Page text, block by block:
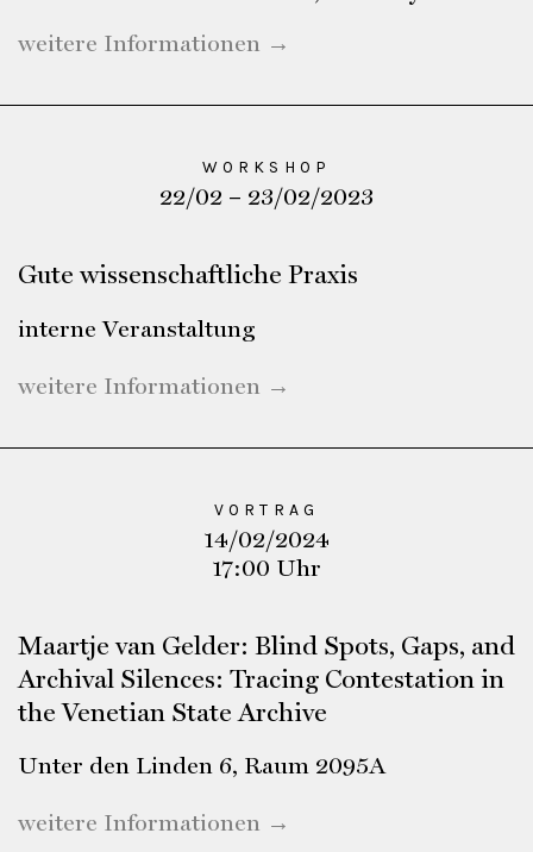
weitere Informationen →
WORKSHOP
22/02 – 23/02/2023
Gute wissenschaftliche Praxis
interne Veranstaltung
weitere Informationen →
VORTRAG
14/02/2024
17:00 Uhr
Maartje van Gelder: Blind Spots, Gaps, and
Archival Silences: Tracing Contestation in
the Venetian State Archive
Unter den Linden 6, Raum 2095A
weitere Informationen →